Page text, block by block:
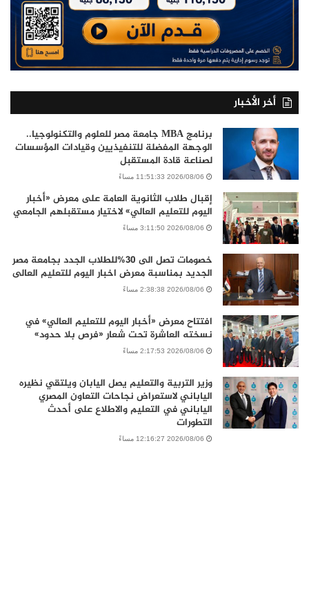
أخر الأخبار
برنامج MBA جامعة مصر للعلوم والتكنولوجيا..
الوجهة المفضلة للتنفيذيين وقيادات المؤسسات
لصناعة قادة المستقبل
2026/08/06 11:51:33 مساءً
إقبال طلاب الثانوية العامة على معرض «أخبار
اليوم للتعليم العالي» لاختيار مستقبلهم الجامعي
2026/08/06 3:11:50 مساءً
خصومات تصل الى 30%للطلاب الجدد بجامعة مصر
الجديد بمناسبة معرض اخبار اليوم للتعليم العالى
2026/08/06 2:38:38 مساءً
افتتاح معرض «أخبار اليوم للتعليم العالي» في
نسخته العاشرة تحت شعار «فرص بلا حدود»
2026/08/06 2:17:53 مساءً
وزير التربية والتعليم يصل اليابان ويلتقي نظيره
الياباني لاستعراض نجاحات التعاون المصري
الياباني في التعليم والاطلاع على أحدث
التطورات
2026/08/06 12:16:27 مساءً